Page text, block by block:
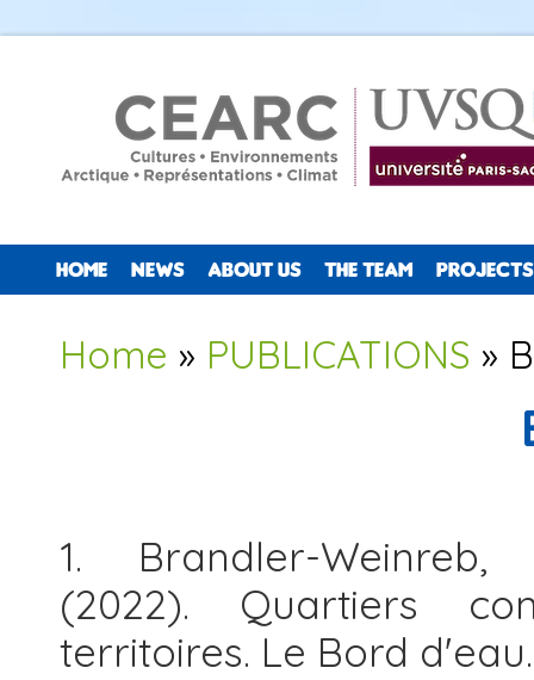
HOME NEWS ABOUT US THE TEAM PROJECTS
You are here
Home » PUBLICATIONS »
1. Brandler-
(2022). Quartiers
territoires. Le Bord d'eau.